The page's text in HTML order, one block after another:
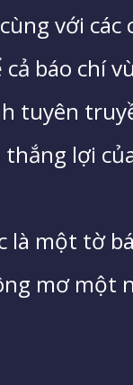
với
báo chí
tuyên
lợi
là một tờ
mơ một